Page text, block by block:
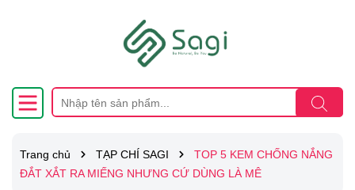
Trang chủ TẠP CHÍ SAGI
TOP 5 KEM CHỐNG NẮNG
ĐẮT XẮT RA MIẾNG NHƯNG CỨ DÙNG LÀ MÊ